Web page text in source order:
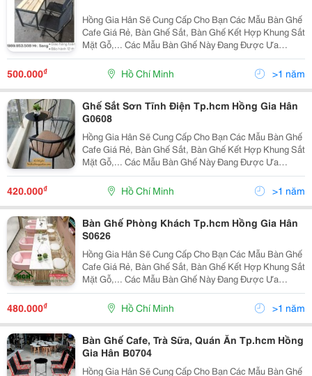
Hồng Gia Hân Sẽ Cung Cấp Cho Bạn Các Mẫu Bàn Ghế
Cafe Giá Rẻ, Bàn Ghế Sắt, Bàn Ghế Kết Hợp Khung Sắt
Mặt Gỗ,... Các Mẫu Bàn Ghế Này Đang Được Ưa
Chuộng Nhất Trên Thị Trường Hiện Nay. Với Những Ưu
Điểm Tuyệt Vời Về Chất Lượng Cũng Như Các Kiểu
500.000₫ Hồ Chí Minh >1 năm
Ghế Sắt Sơn Tĩnh Điện Tp.hcm Hồng Gia Hân
G0608
Hồng Gia Hân Sẽ Cung Cấp Cho Bạn Các Mẫu Bàn Ghế
Cafe Giá Rẻ, Bàn Ghế Sắt, Bàn Ghế Kết Hợp Khung Sắt
Mặt Gỗ,... Các Mẫu Bàn Ghế Này Đang Được Ưa
Chuộng Nhất Trên Thị Trường Hiện Nay. Với Những Ưu
Điểm Tuyệt Vời Về Chất Lượng Cũng Như Các Kiểu
420.000₫ Hồ Chí Minh >1 năm
Bàn Ghế Phòng Khách Tp.hcm Hồng Gia Hân
S0626
Hồng Gia Hân Sẽ Cung Cấp Cho Bạn Các Mẫu Bàn Ghế
Cafe Giá Rẻ, Bàn Ghế Sắt, Bàn Ghế Kết Hợp Khung Sắt
Mặt Gỗ,... Các Mẫu Bàn Ghế Này Đang Được Ưa
Chuộng Nhất Trên Thị Trường Hiện Nay. Với Những Ưu
Điểm Tuyệt Vời Về Chất Lượng Cũng Như Các Kiểu
480.000₫ Hồ Chí Minh >1 năm
Bàn Ghế Cafe, Trà Sữa, Quán Ăn Tp.hcm Hồng
Gia Hân B0704
Hồng Gia Hân Sẽ Cung Cấp Cho Bạn Các Mẫu Bàn Ghế